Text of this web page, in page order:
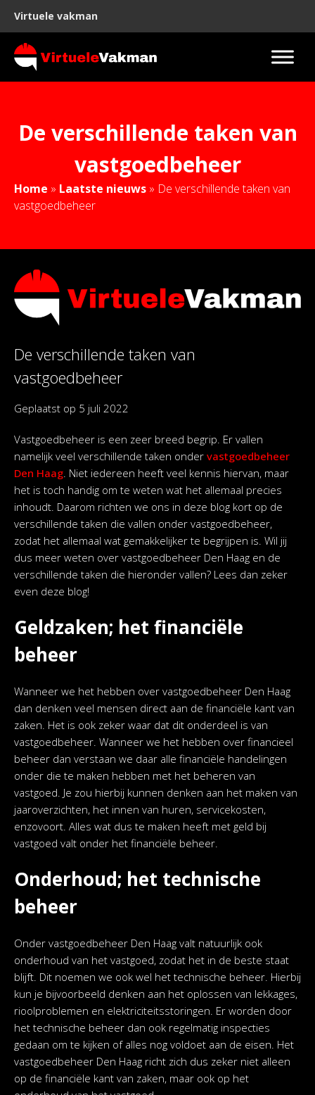
Virtuele vakman
De verschillende taken van
vastgoedbeheer
Home » Laatste nieuws » De verschillende taken van
vastgoedbeheer
De verschillende taken van
vastgoedbeheer
Geplaatst op 5 juli 2022
Vastgoedbeheer is een zeer breed begrip. Er vallen
namelijk veel verschillende taken onder vastgoedbeheer
Den Haag. Niet iedereen heeft veel kennis hiervan, maar
het is toch handig om te weten wat het allemaal precies
inhoudt. Daarom richten we ons in deze blog kort op de
verschillende taken die vallen onder vastgoedbeheer,
zodat het allemaal wat gemakkelijker te begrijpen is. Wil jij
dus meer weten over vastgoedbeheer Den Haag en de
verschillende taken die hieronder vallen? Lees dan zeker
even deze blog!
Geldzaken; het financiële
beheer
Wanneer we het hebben over vastgoedbeheer Den Haag
dan denken veel mensen direct aan de financiële kant van
zaken. Het is ook zeker waar dat dit onderdeel is van
vastgoedbeheer. Wanneer we het hebben over financieel
beheer dan verstaan we daar alle financiële handelingen
onder die te maken hebben met het beheren van
vastgoed. Je zou hierbij kunnen denken aan het maken van
jaaroverzichten, het innen van huren, servicekosten,
enzovoort. Alles wat dus te maken heeft met geld bij
vastgoed valt onder het financiële beheer.
Onderhoud; het technische
beheer
Onder vastgoedbeheer Den Haag valt natuurlijk ook
onderhoud van het vastgoed, zodat het in de beste staat
blijft. Dit noemen we ook wel het technische beheer. Hierbij
kun je bijvoorbeeld denken aan het oplossen van lekkages,
rioolproblemen en elektriciteitsstoringen. Er worden door
het technische beheer dan ook regelmatig inspecties
gedaan om te kijken of alles nog voldoet aan de eisen. Het
vastgoedbeheer Den Haag richt zich dus zeker niet alleen
op de financiële kant van zaken, maar ook op het